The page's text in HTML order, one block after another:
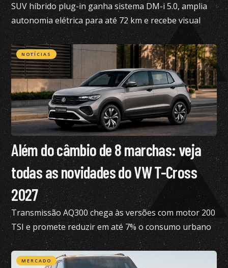
SUV híbrido plug-in ganha sistema DM-i 5.0, amplia
autonomia elétrica para até 72 km e recebe visual
renovado
NOTÍCIAS
Além do câmbio de 8 marchas: veja
todas as novidades do VW T-Cross
2027
Transmissão AQ300 chega às versões com motor 200
TSI e promete reduzir em até 7% o consumo urbano
com gasolina
MERCADO